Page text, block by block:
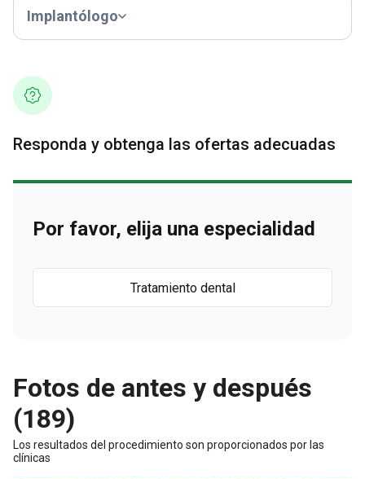
Implantólogo
Responda y obtenga las ofertas adecuadas
Por favor, elija una especialidad
Tratamiento dental
Fotos de antes y después
(189)
Los resultados del procedimiento son proporcionados por las
clínicas